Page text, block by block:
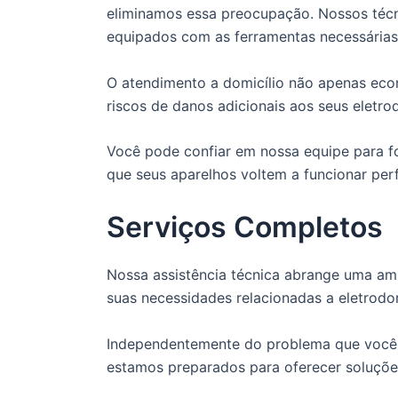
eliminamos essa preocupação. Nossos
equipados com as ferramentas
O atendimento a domicílio não apenas
riscos de danos adicionais aos seus
Você pode confiar em nossa equipe para
que seus aparelhos voltem a funcionar
Serviços Completos
Nossa assistência técnica abrange uma
suas necessidades relacionadas a
Independentemente do problema que
estamos preparados para oferecer